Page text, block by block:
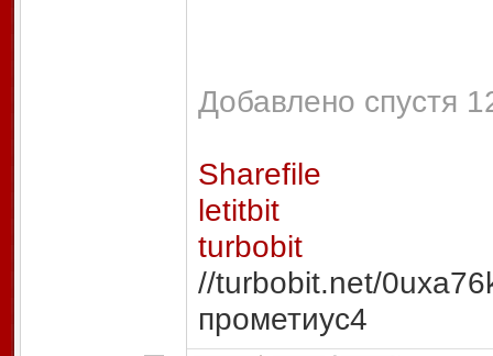
Добавлено спустя
Sharefile
letitbit
turbobit
//turbobit.net/
прометиус4